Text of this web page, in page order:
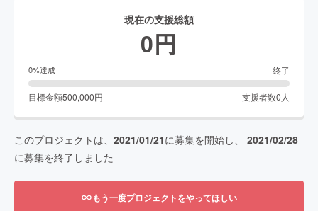
現在の支援総額
0円
0%達成 終了
目標金額500,000円 支援者数0 人
このプロジェクトは、 2021/01/21に募集を開始し、 2021/02/28
に募集を終了しました
もう一度プロジェクトをやってほしい